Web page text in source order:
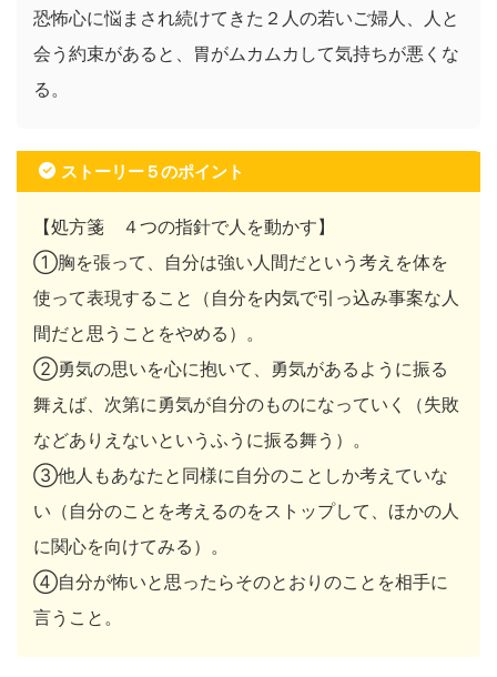
恐怖心に悩まされ続けてきた２人の若いご婦人、人と
会う約束があると、胃がムカムカして気持ちが悪くな
る。
ストーリー５のポイント
【処方箋 ４つの指針で人を動かす】
①胸を張って、自分は強い人間だという考えを体を
使って表現すること（自分を内気で引っ込み事案な人
間だと思うことをやめる）。
②勇気の思いを心に抱いて、勇気があるように振る
舞えば、次第に勇気が自分のものになっていく（失敗
などありえないというふうに振る舞う）。
③他人もあなたと同様に自分のことしか考えていな
い（自分のことを考えるのをストップして、ほかの人
に関心を向けてみる）。
④自分が怖いと思ったらそのとおりのことを相手に
言うこと。